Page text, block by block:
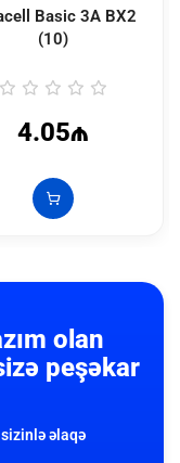
Basic 3A BX2
(10)
4.05₼
olan
peşəkar
əlaqə